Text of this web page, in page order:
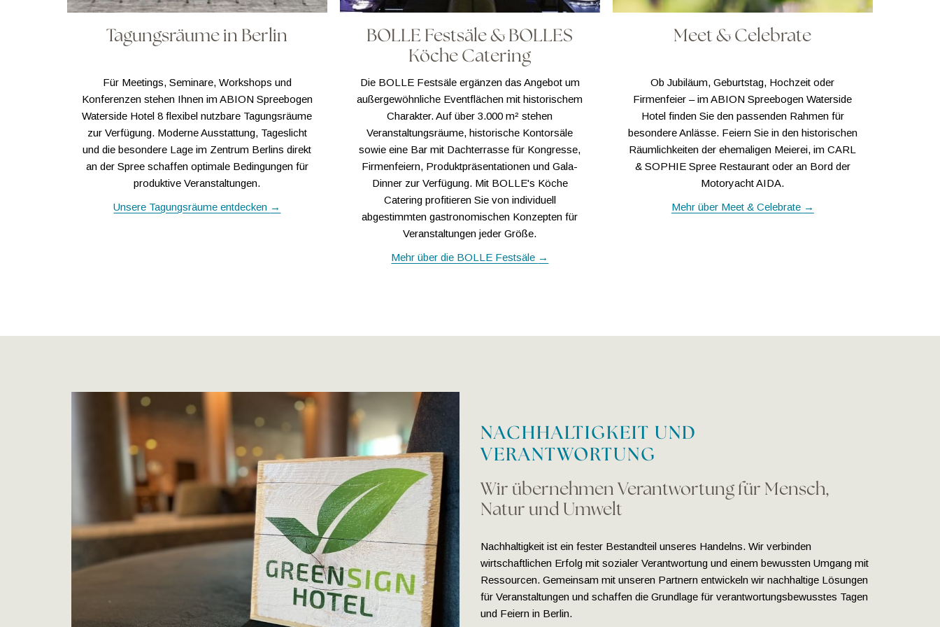
Tagungsräume in Berlin
Für Meetings, Seminare, Workshops und
Konferenzen stehen Ihnen im ABION Spreebogen
Waterside Hotel 8 flexibel nutzbare Tagungsräume
zur Verfügung. Moderne Ausstattung, Tageslicht
und die besondere Lage im Zentrum Berlins direkt
an der Spree schaffen optimale Bedingungen für
produktive Veranstaltungen.
Unsere Tagungsräume entdecken
BOLLE Festsäle & BOLLES
Köche Catering
Die BOLLE Festsäle ergänzen das Angebot um
außergewöhnliche Eventflächen mit historischem
Charakter. Auf über 3.000 m² stehen
Veranstaltungsräume, historische Kontorsäle
sowie eine Bar mit Dachterrasse für Kongresse,
Firmenfeiern, Produktpräsentationen und Gala-
Dinner zur Verfügung. Mit BOLLE's Köche
Catering profitieren Sie von individuell
abgestimmten gastronomischen Konzepten für
Veranstaltungen jeder Größe.
Mehr über die BOLLE Festsäle
Meet & Celebrate
Ob Jubiläum, Geburtstag, Hochzeit oder
Firmenfeier – im ABION Spreebogen Waterside
Hotel finden Sie den passenden Rahmen für
besondere Anlässe. Feiern Sie in den historischen
Räumlichkeiten der ehemaligen Meierei, im CARL
& SOPHIE Spree Restaurant oder an Bord der
Motoryacht AIDA.
Mehr über Meet & Celebrate
NACHHALTIGKEIT UND
VERANTWORTUNG
Wir übernehmen Verantwortung für Mensch,
Natur und Umwelt
Nachhaltigkeit ist ein fester Bestandteil unseres Handelns. Wir verbinden
wirtschaftlichen Erfolg mit sozialer Verantwortung und einem bewussten Umgang mit
Ressourcen. Gemeinsam mit unseren Partnern entwickeln wir nachhaltige Lösungen
für Veranstaltungen und schaffen die Grundlage für verantwortungsbewusstes Tagen
und Feiern in Berlin.